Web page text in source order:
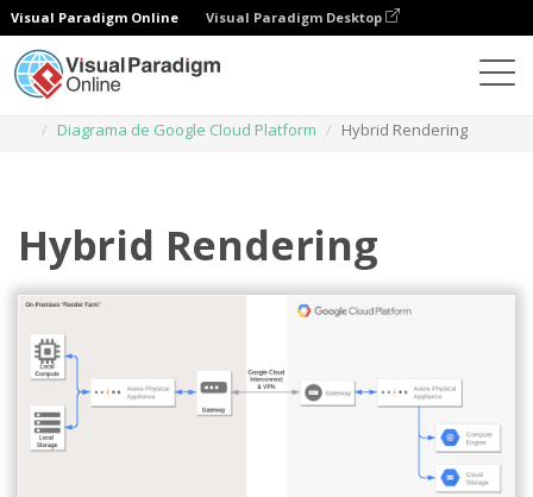
Visual Paradigm Online Visual Paradigm Desktop
Diagrama de Google Cloud Platform
Hybrid Rendering
Hybrid Rendering